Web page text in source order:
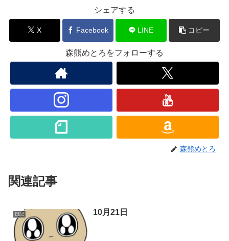
シェアする
X Facebook LINE コピー
森熊めとろをフォローする
森熊めとろ
関連記事
日記 10月21日